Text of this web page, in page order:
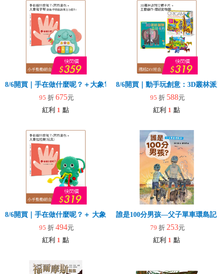
8/6開買｜手在做什麼呢？＋大象電子琴
95 折 675元
紅利 1 點
8/6開買｜動手玩創意：3D叢林派
95 折 588元
紅利 1 點
8/6開買｜手在做什麼呢？＋ 大象拉拉樂(玩具)
95 折 494元
紅利 1 點
誰是100分男孩—父子單車環島記
79 折 253元
紅利 1 點